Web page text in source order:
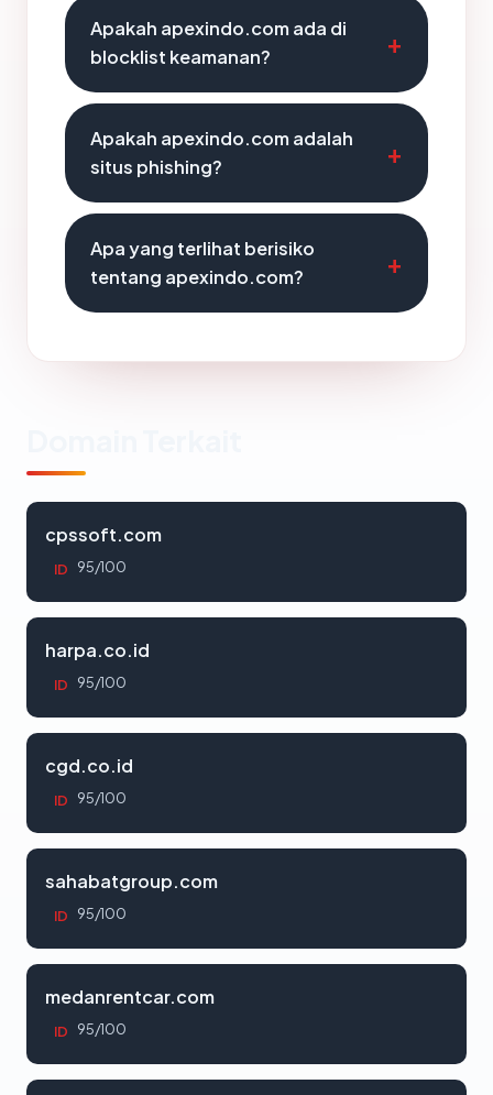
Apakah apexindo.com ada di
blocklist keamanan?
Apakah apexindo.com adalah
situs phishing?
Apa yang terlihat berisiko
tentang apexindo.com?
cpssoft.com
ID 95/100
harpa.co.id
ID 95/100
cgd.co.id
ID 95/100
sahabatgroup.com
ID 95/100
medanrentcar.com
ID 95/100